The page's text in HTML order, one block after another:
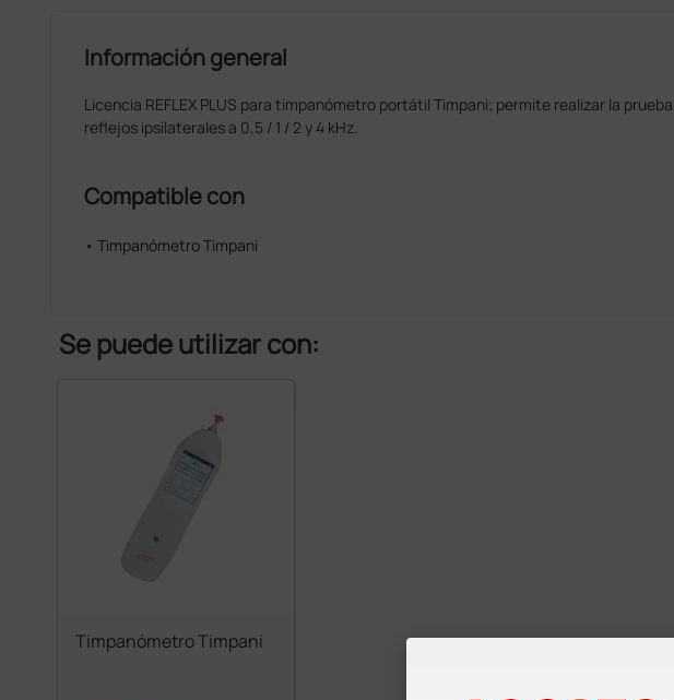
Información general
Licencia REFLEX PLUS para timpanómetro portátil Timpani; permite realizar la
reflejos ipsilaterales a 0,5 / 1 / 2 y 4 kHz.
Compatible con
• Timpanómetro Timpani
Se puede utilizar con:
Timpanómetro Timpani